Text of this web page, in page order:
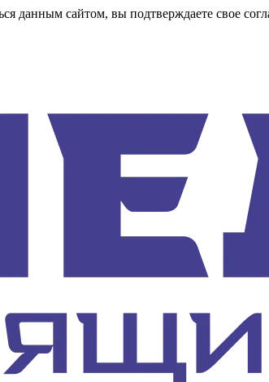
данным сайтом, вы подтверждаете свое